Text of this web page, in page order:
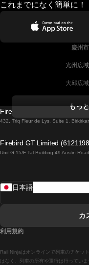
これまでになく簡単に！
慶州
光州広
大邱広
ダブリン
ロー
マドリー
もっ
Firebird GT Limited (OC
432, Triq Fleur de Lys, Suite 1,
Firebird GT Limited
Unit G 15/F Tal Building 49 Austin
Rail Ninjaはオンラインで列車のチケッ
はなく、列車の所有や運行は行っていま
日本語
カ
利用規約